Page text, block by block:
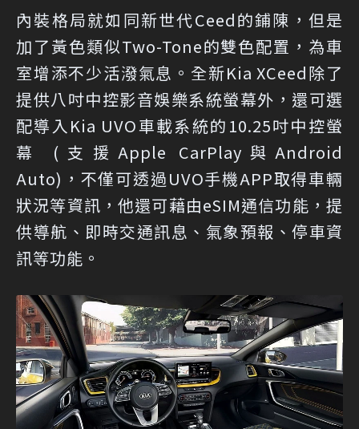
內裝格局就如同新世代Ceed的鋪陳，但是
加了黃色類似Two-Tone的雙色配置，為車
室增添不少活潑氣息。全新Kia XCeed除了
提供八吋中控影音娛樂系統螢幕外，還可選
配導入Kia UVO車載系統的10.25吋中控螢
幕 (支援Apple CarPlay與Android
Auto)，不僅可透過UVO手機APP取得車輛
狀況等資訊，他還可藉由eSIM通信功能，提
供導航、即時交通訊息、氣象預報、停車資
訊等功能。